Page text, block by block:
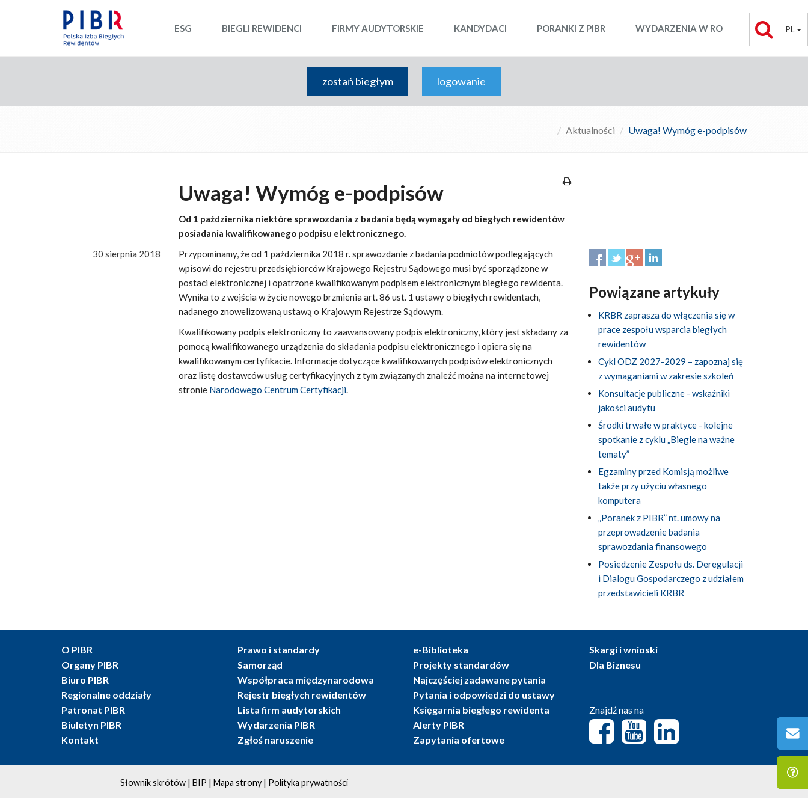
PL
ESG BIEGLI REWIDENCI FIRMY AUDYTORSKIE KANDYDACI PORANKI Z PIBR WYDARZENIA W RO
zostań biegłym logowanie
Aktualności Uwaga! Wymóg e-podpisów
Uwaga! Wymóg e-podpisów
Od 1 października niektóre sprawozdania z badania będą wymagały od biegłych rewidentów
posiadania kwalifikowanego podpisu elektronicznego.
30 sierpnia 2018
Przypominamy, że od 1 października 2018 r. sprawozdanie z badania podmiotów podlegających
wpisowi do rejestru przedsiębiorców Krajowego Rejestru Sądowego musi być sporządzone w
postaci elektronicznej i opatrzone kwalifikowanym podpisem elektronicznym biegłego rewidenta.
Wynika to z wejścia w życie nowego brzmienia art. 86 ust. 1 ustawy o biegłych rewidentach,
nadanego znowelizowaną ustawą o Krajowym Rejestrze Sądowym.
Kwalifikowany podpis elektroniczny to zaawansowany podpis elektroniczny, który jest składany za
pomocą kwalifikowanego urządzenia do składania podpisu elektronicznego i opiera się na
kwalifikowanym certyfikacie. Informacje dotyczące kwalifikowanych podpisów elektronicznych
oraz listę dostawców usług certyfikacyjnych z tym związanych znaleźć można na internetowej
stronie Narodowego Centrum Certyfikacji.
Powiązane artykuły
KRBR zaprasza do włączenia się w
prace zespołu wsparcia biegłych
rewidentów
Cykl ODZ 2027-2029 – zapoznaj się
z wymaganiami w zakresie szkoleń
Konsultacje publiczne - wskaźniki
jakości audytu
Środki trwałe w praktyce - kolejne
spotkanie z cyklu „Biegle na ważne
tematy”
Egzaminy przed Komisją możliwe
także przy użyciu własnego
komputera
„Poranek z PIBR” nt. umowy na
przeprowadzenie badania
sprawozdania finansowego
Posiedzenie Zespołu ds. Deregulacji
i Dialogu Gospodarczego z udziałem
przedstawicieli KRBR
O PIBR
Organy PIBR
Biuro PIBR
Regionalne oddziały
Patronat PIBR
Biuletyn PIBR
Kontakt
Prawo i standardy
Samorząd
Współpraca międzynarodowa
Rejestr biegłych rewidentów
Lista firm audytorskich
Wydarzenia PIBR
Zgłoś naruszenie
e-Biblioteka
Projekty standardów
Najczęściej zadawane pytania
Pytania i odpowiedzi do ustawy
Księgarnia biegłego rewidenta
Alerty PIBR
Zapytania ofertowe
Skargi i wnioski
Dla Biznesu
Znajdź nas na
Słownik skrótów| BIP | Mapa strony| Polityka prywatności